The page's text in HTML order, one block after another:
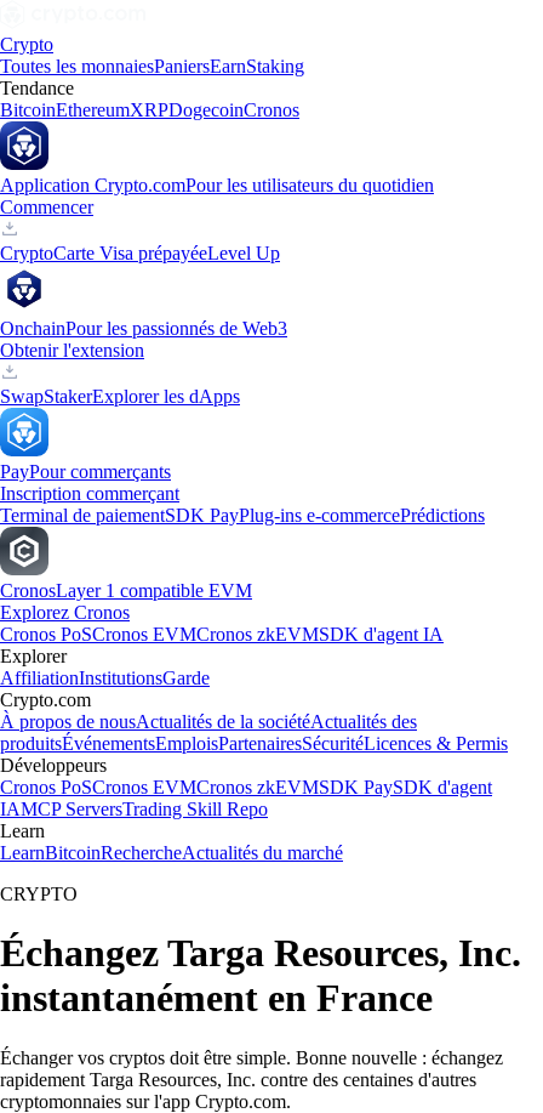
Crypto
Toutes les monnaiesPaniersEarnStaking
Tendance
BitcoinEthereumXRPDogecoinCronos
Application Crypto.comPour les utilisateurs du quotidien
Commencer
CryptoCarte Visa prépayéeLevel Up
OnchainPour les passionnés de Web3
Obtenir l'extension
SwapStakerExplorer les dApps
PayPour commerçants
Inscription commerçant
Terminal de paiementSDK PayPlug-ins e-commercePrédictions
CronosLayer 1 compatible EVM
Explorez Cronos
Cronos PoSCronos EVMCronos zkEVMSDK d'agent IA
Explorer
AffiliationInstitutionsGarde
Crypto.com
À propos de nousActualités de la sociétéActualités des
produitsÉvénementsEmploisPartenairesSécuritéLicences & Permis
Développeurs
Cronos PoSCronos EVMCronos zkEVMSDK PaySDK d'agent
IAMCP ServersTrading Skill Repo
Learn
LearnBitcoinRechercheActualités du marché
CRYPTO
Échangez Targa Resources, Inc.
instantanément en France
Échanger vos cryptos doit être simple. Bonne nouvelle : échangez
rapidement Targa Resources, Inc. contre des centaines d'autres
cryptomonnaies sur l'app Crypto.com.